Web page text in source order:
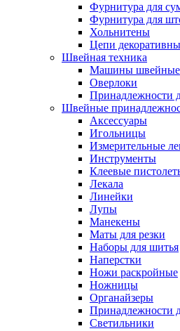
Фурнитура для
Фурнитура для
Хольнитены
Цепи
Швейная техника
Машины швейные
Оверлоки
Принадлежности
Швейные
Аксессуары
Игольницы
Измерительные
Инструменты
Клеевые
Лекала
Линейки
Лупы
Манекены
Маты для резки
Наборы для шитья
Наперстки
Ножи раскройные
Ножницы
Органайзеры
Принадлежности
Светильники